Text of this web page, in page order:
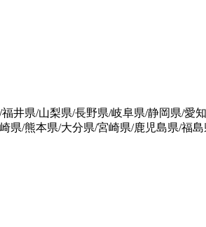
井県/山梨県/長野県/岐阜県/静岡県/愛
/熊本県/大分県/宮崎県/鹿児島県/福島